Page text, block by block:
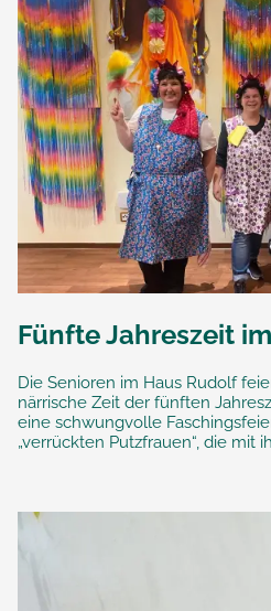
Fünfte Jahreszeit
Die Senioren im Haus Rudolf
närrische Zeit der fünften
eine schwungvolle
„verrückten Putzfrauen“, die mit